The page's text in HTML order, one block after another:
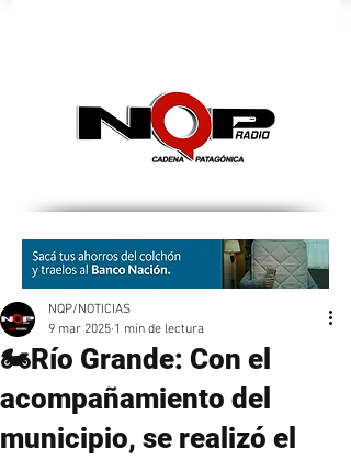
🏍Río Grande: Con el
acompañamiento del
municipio, se realizó el
NQP/NOTICIAS
9 mar 2025 1 min de lectura